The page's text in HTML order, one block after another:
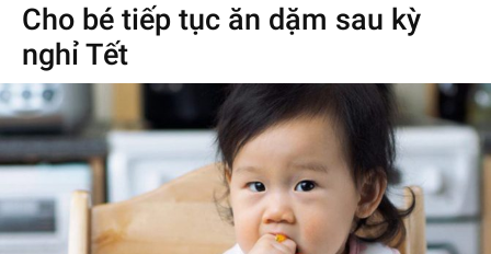
Cho bé tiếp tục ăn dặm sau kỳ
nghỉ Tết